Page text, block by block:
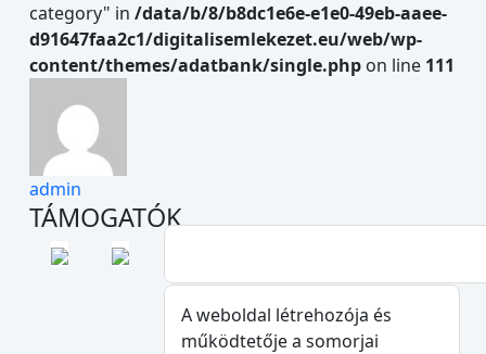
category" in /data/b/8/b8dc1e6e-e1e0-49eb-aaee-
d91647faa2c1/digitalisemlekezet.eu/web/wp-
content/themes/adatbank/single.php on line 111
admin
TÁMOGATÓK
A weboldal létrehozója és
működtetője a somorjai